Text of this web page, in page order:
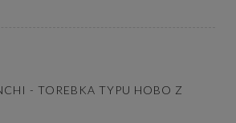
- TOREBKA TYPU HOBO Z